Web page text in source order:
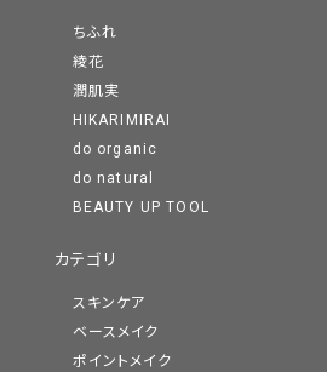
ちふれ
綾花
潤肌実
HIKARIMIRAI
do organic
do natural
BEAUTY UP TOOL
カテゴリ
スキンケア
ベースメイク
ポイントメイク